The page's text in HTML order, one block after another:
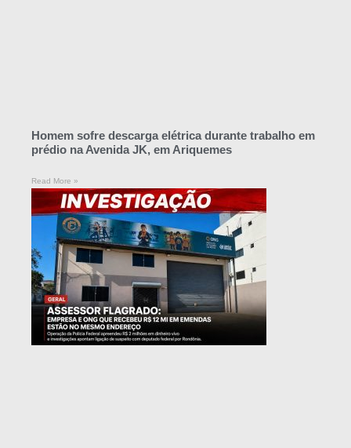
Homem sofre descarga elétrica durante trabalho em
prédio na Avenida JK, em Ariquemes
Read More »